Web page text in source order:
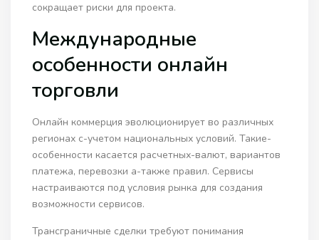
сокращает риски для проекта.
Международные
особенности онлайн
торговли
Онлайн коммерция эволюционирует во различных
регионах с-учетом национальных условий. Такие-
особенности касается расчетных-валют, вариантов
платежа, перевозки а-также правил. Сервисы
настраиваются под условия рынка для создания
возможности сервисов.
Трансграничные сделки требуют понимания